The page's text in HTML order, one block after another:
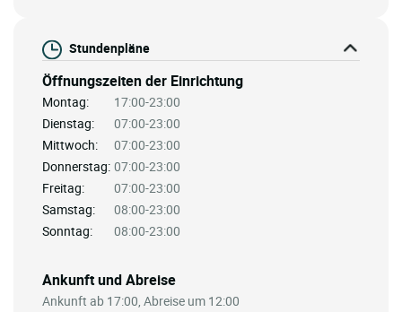
Stundenpläne
Öffnungszeiten der Einrichtung
Montag:
17:00-23:00
Dienstag:
07:00-23:00
Mittwoch:
07:00-23:00
Donnerstag: 07:00-23:00
Freitag:
07:00-23:00
Samstag:
08:00-23:00
Sonntag:
08:00-23:00
Ankunft und Abreise
Ankunft ab 17:00, Abreise um 12:00